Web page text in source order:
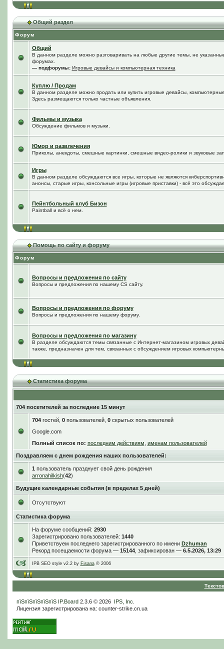
Общий раздел
Форум
Общий
В данном разделе можно разговаривать на любые другие темы, не
форумах.
— подфорумы: Игровые девайсы и компьютерная техника
Куплю / Продам
В данном разделе можно продать или купить игровые девайсы,
Здесь размещаются только частные объявления.
Фильмы и музыка
Обсуждение фильмов и музыки.
Юмор и развлечения
Приколы, анекдоты, смешные картинки, смешные видео-ролики и звуковые
Игры
В данном разделе обсуждаются все игры, которые не являются
анонсы, старые игры, консольные игры (игровые приставки) - всё это
Пейнтбольный клуб Бизон
Paintball и всё о нем.
Помощь по сайту и форуму
Форум
Вопросы и предложения по сайту
Вопросы и предложения по нашему CS сайту.
Вопросы и предложения по форуму
Вопросы и предложения по нашему форуму.
Вопросы и предложения по магазину
В разделе обсуждаются темы связанные с Интернет-магазином игровых
также, предназначен для тем, связанных с обсуждением игровых
Статистика форума
704 посетителей за последние 15 минут
704гостей, 0пользователей, 0скрытых пользователей
Google.com
Полный список по: последним действиям именам пользователей
Поздравляем с днем рождения наших пользователей:
1 пользователь празднует свой день рождения
arronahilkish(42)
Будущие календарные события (в пределах 5 дней)
Отсутствуют
Статистика форума
На форуме сообщений: 2930
Зарегистрировано пользователей: 1440
Приветствуем последнего зарегистрированного по имени Dzhuman
Рекорд посещаемости форума — 15144, зафиксирован — 6.5.2026, 13:29
IPB SEO style v2.2 by Fisana© 2006
пїЅпїЅпїЅпїЅпїЅ IP.Board2.3.6 © 2026 IPS, Inc
Лицензия зарегистрирована на: counter-strike.cn.ua